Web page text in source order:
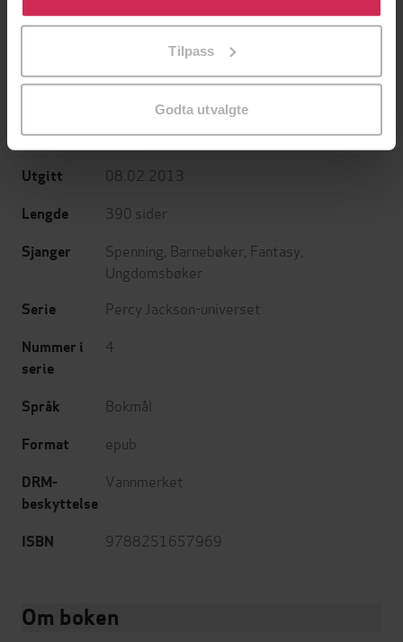
tilpasse ditt samtykke til spesifikke formål ved å klikke
Tilpass
Godta utvalgte
Forfattere Rick Riordan(forfatter),Torleif Sjøgren-
Erichsen(oversetter)
Forlag Schibsted
Utgitt 08.02.2013
Lengde 390 sider
Sjanger Spenning Barnebøker Fantasy
Ungdomsbøker
Serie Percy Jackson-universet
Nummer i
serie
4
Språk Bokmål
Format epub
DRM-
beskyttelse
Vannmerket
ISBN 9788251657969
Om boken